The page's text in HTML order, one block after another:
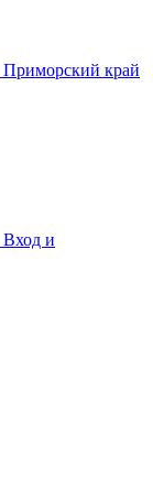
Приморский край
Вход и